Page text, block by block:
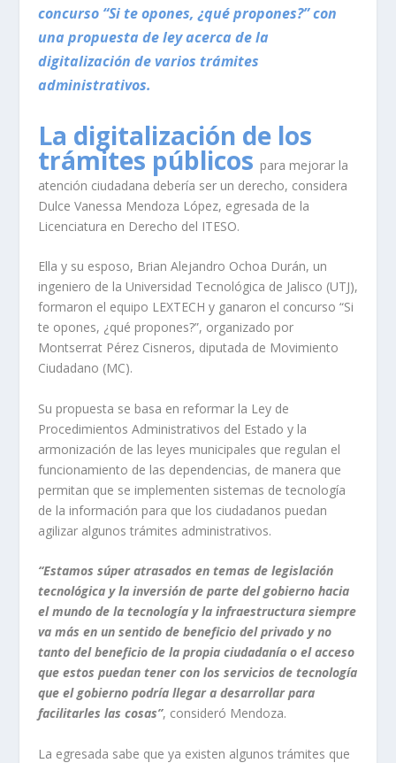
concurso “Si te opones, ¿qué propones?” con
una propuesta de ley acerca de la
digitalización de varios trámites
administrativos.
La digitalización de los
trámites públicos para mejorar la
atención ciudadana debería ser un derecho, considera
Dulce Vanessa Mendoza López, egresada de la
Licenciatura en Derecho del ITESO.
Ella y su esposo, Brian Alejandro Ochoa Durán, un
ingeniero de la Universidad Tecnológica de Jalisco (UTJ),
formaron el equipo LEXTECH y ganaron el concurso “Si
te opones, ¿qué propones?”, organizado por
Montserrat Pérez Cisneros, diputada de Movimiento
Ciudadano (MC).
Su propuesta se basa en reformar la Ley de
Procedimientos Administrativos del Estado y la
armonización de las leyes municipales que regulan el
funcionamiento de las dependencias, de manera que
permitan que se implementen sistemas de tecnología
de la información para que los ciudadanos puedan
agilizar algunos trámites administrativos.
“Estamos súper atrasados en temas de legislación
tecnológica y la inversión de parte del gobierno hacia
el mundo de la tecnología y la infraestructura siempre
va más en un sentido de beneficio del privado y no
tanto del beneficio de la propia ciudadanía o el acceso
que estos puedan tener con los servicios de tecnología
que el gobierno podría llegar a desarrollar para
facilitarles las cosas”, consideró Mendoza.
La egresada sabe que ya existen algunos trámites que